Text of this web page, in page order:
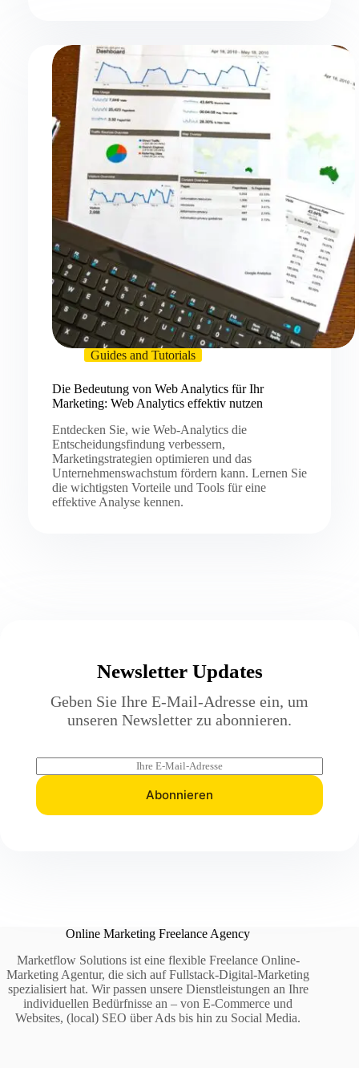
Guides and Tutorials
Die Bedeutung von Web Analytics für Ihr
Marketing: Web Analytics effektiv nutzen
Entdecken Sie, wie Web-Analytics die
Entscheidungsfindung verbessern,
Marketingstrategien optimieren und das
Unternehmenswachstum fördern kann. Lernen Sie
die wichtigsten Vorteile und Tools für eine
effektive Analyse kennen.
Newsletter Updates
Geben Sie Ihre E-Mail-Adresse ein, um
unseren Newsletter zu abonnieren.
m
a
i
Abonnieren
Online Marketing Freelance Agency
Marketflow Solutions ist eine flexible Freelance Online-
Marketing Agentur, die sich auf Fullstack-Digital-Marketing
spezialisiert hat. Wir passen unsere Dienstleistungen an Ihre
individuellen Bedürfnisse an – von E-Commerce und
Websites, (local) SEO über Ads bis hin zu Social Media.